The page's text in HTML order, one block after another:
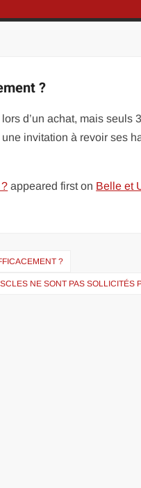
?
d’un achat, mais seuls
invitation à revoir ses
appeared first on Belle et
?
NE SONT PAS SOLLICITÉS